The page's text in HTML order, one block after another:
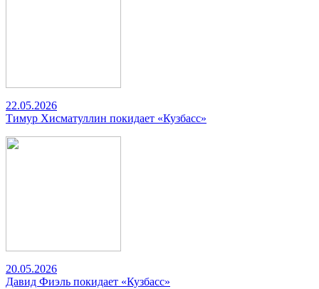
22.05.2026
Тимур Хисматуллин покидает «Кузбасс»
20.05.2026
Давид Фиэль покидает «Кузбасс»